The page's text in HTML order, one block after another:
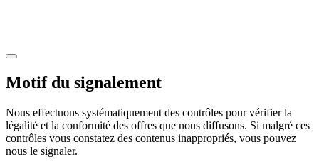
Motif du signalement
Nous effectuons systématiquement des contrôles pour vérifier la
légalité et la conformité des offres que nous diffusons. Si malgré ces
contrôles vous constatez des contenus inappropriés, vous pouvez
nous le signaler.